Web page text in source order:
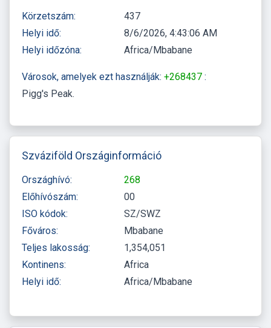
Körzetszám:
437
Helyi idő:
8/6/2026, 4:43:06 AM
Helyi időzóna:
Africa/Mbabane
Városok, amelyek ezt használják: +268437 :
Pigg's Peak
Szváziföld Országinformáció
Országhívó:
268
Előhívószám:
00
ISO kódok:
SZ/SWZ
Főváros:
Mbabane
Teljes lakosság:
1,354,051
Kontinens:
Africa
Helyi idő:
Africa/Mbabane